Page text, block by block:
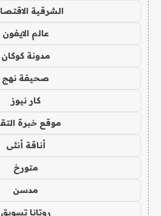
الشرقية
عالم الايفون
مدونة كوكان
صحيفة نهج
كار نيوز
موقع خبرة
أناقة أنثى
متورخ
مدسن
روتانا تسويق